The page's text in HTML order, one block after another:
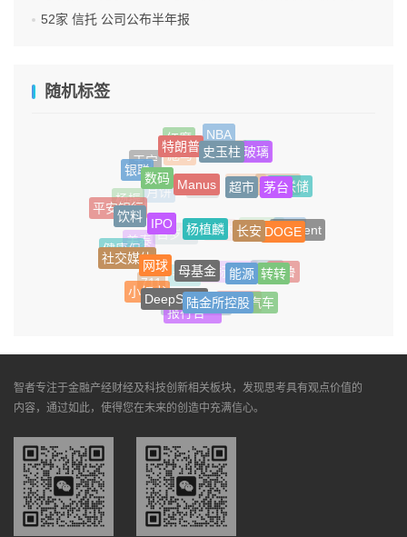
52家 信托 公司公布半年报
随机标签
NBA
红魔
特朗普 史玉柱 玻璃
Wiz
亚玛芬
彪马
王宁
银联数码 Manus 超市 茅台
美联储
诺贝尔
Agent
智谱
月饼
杨振
平安银行
饮料 IPO 杨植麟 长安 DOGE
AI Agent
电池
何煪君
少林
百岁山
美泰
健康保
社交媒体网球 母基金 能源 转转
耶鲁
安卓
非标信托
雀巢
711
小红书DeepSeek陆金所控股智能汽车
苏姿丰
金沙江创投
报行合一
智者专注于金融产经财经及科技创新相关板块，发现思考具有观点价值的
内容，通过如此，使得您在未来的创造中充满信心。